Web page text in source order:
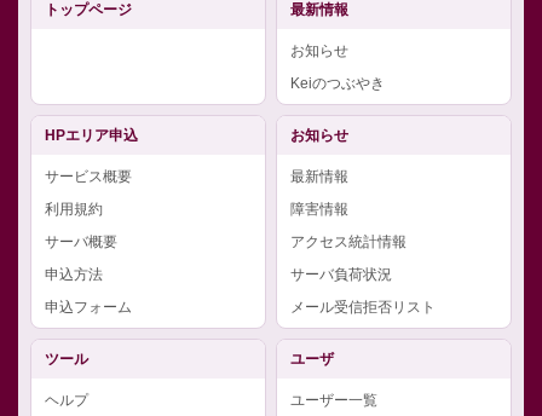
トップページ 最新情報
お知らせ
Keiのつぶやき
HPエリア申込
サービス概要
利用規約
サーバ概要
申込方法
申込フォーム
お知らせ
最新情報
障害情報
アクセス統計情報
サーバ負荷状況
メール受信拒否リスト
ツール
ヘルプ
ユーザ
ユーザー一覧